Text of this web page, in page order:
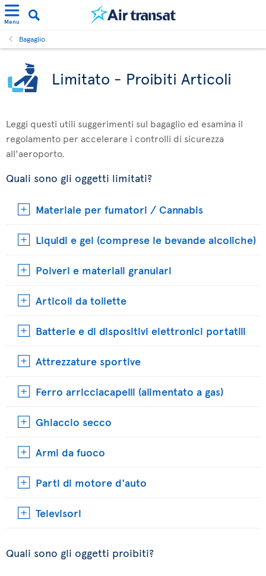
Menu
Bagaglio
Limitato - Proibiti Articoli
Leggi questi utili suggerimenti sul bagaglio ed esamina il
regolamento per accelerare i controlli di sicurezza
all'aeroporto.
Quali sono gli oggetti limitati?
Materiale per fumatori / Cannabis
Liquidi e gel (comprese le bevande alcoliche)
Polveri e materiali granulari
Articoli da toilette
Batterie e di dispositivi elettronici portatili
Attrezzature sportive
Ferro arricciacapelli (alimentato a gas)
Ghiaccio secco
Armi da fuoco
Parti di motore d'auto
Televisori
Quali sono gli oggetti proibiti?